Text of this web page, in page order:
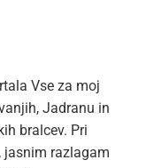
Vse za moj
Jadranu in
bralcev. Pri
jasnim razlagam